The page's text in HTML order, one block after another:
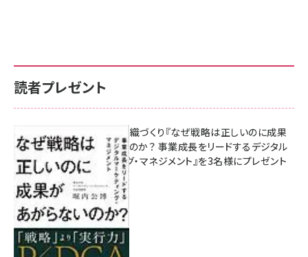
読者プレゼント
成果を生む組織づくり『なぜ戦略は正しいのに成果
があがらないのか？ 事業成長をリードするデジタル
マーケティング・マネジメント』を3名様にプレゼント
8月7日 10:00